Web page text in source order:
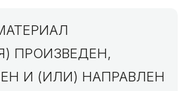
ПРОИЗВЕДЕН,
И (ИЛИ) НАПРАВЛЕН